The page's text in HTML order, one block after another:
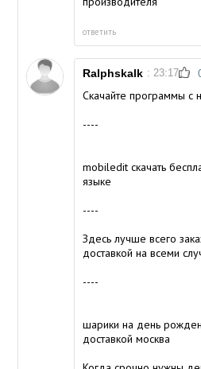
ответить
Ralphskalk : 23:17
Скачайте программы с
----
mobiledit скачать
языке
----
Здесь лучше всего
доставкой на всеми
----
шарики на день
доставкой москва